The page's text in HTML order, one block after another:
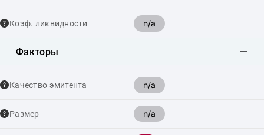
Коэф. ликвидности n/a
Факторы
Качество эмитента n/a
Размер n/a